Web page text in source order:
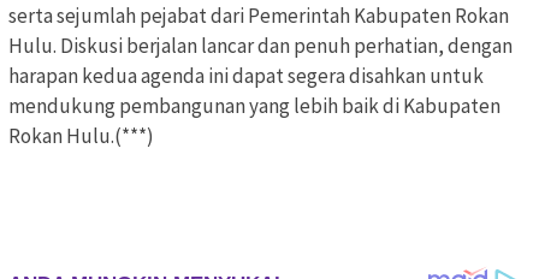
serta sejumlah pejabat dari Pemerintah Kabupaten Rokan
Hulu. Diskusi berjalan lancar dan penuh perhatian, dengan
harapan kedua agenda ini dapat segera disahkan untuk
mendukung pembangunan yang lebih baik di Kabupaten
Rokan Hulu.(***)